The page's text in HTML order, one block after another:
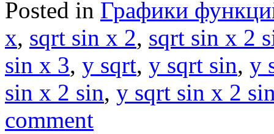
Posted in Графики
x, sqrt sin x 2, sqrt sin x 2
sin x 3, y sqrt, y sqrt sin, y
sin x 2 sin, y sqrt sin x 2
comment